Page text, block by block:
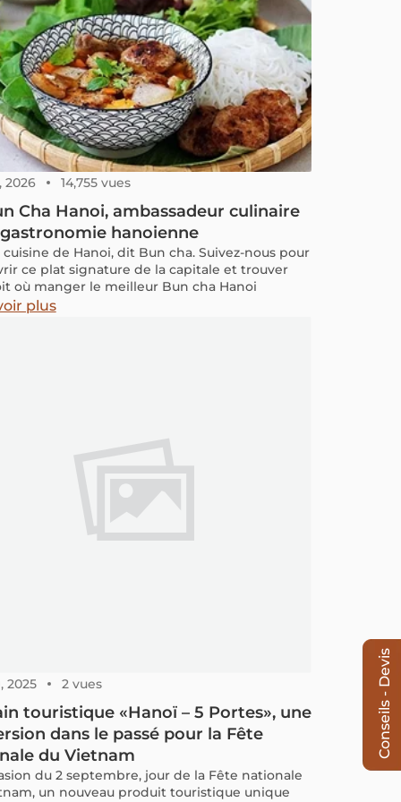
2026 14,755 vues
Cha Hanoi, ambassadeur culinaire
hanoienne
de Hanoi, dit Bun cha. Suivez-nous pour
ce plat signature de la capitale et trouver
où manger le meilleur Bun cha Hanoi
plus
2025 2 vues
touristique «Hanoï – 5 Portes», une
dans le passé pour la Fête
du Vietnam
du 2 septembre, jour de la Fête nationale
un nouveau produit touristique unique
Conseils - Devis